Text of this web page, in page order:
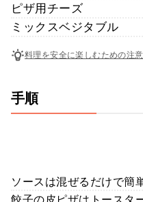
ピザ用チーズ
ミックスベジタブル
料理を安全に楽しむための注
手順
ソースは混ぜるだけで簡
餃子の皮ピザはトースタ